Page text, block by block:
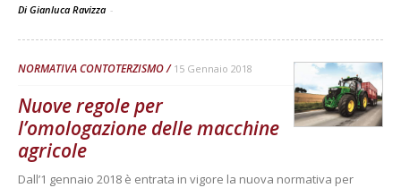
Di Gianluca Ravizza -
NORMATIVA CONTOTERZISMO 15 Gennaio 2018
Nuove regole per
l’omologazione delle macchine
agricole
Dall’1 gennaio 2018 è entrata in vigore la nuova normativa per